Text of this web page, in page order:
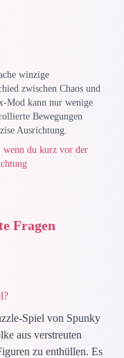
winzige
zwischen Chaos und
Mod kann nur wenige
Bewegungen
Ausrichtung.
wenn du kurz vor der
Fragen
Spiel von Spunky
aus verstreuten
zu enthüllen. Es